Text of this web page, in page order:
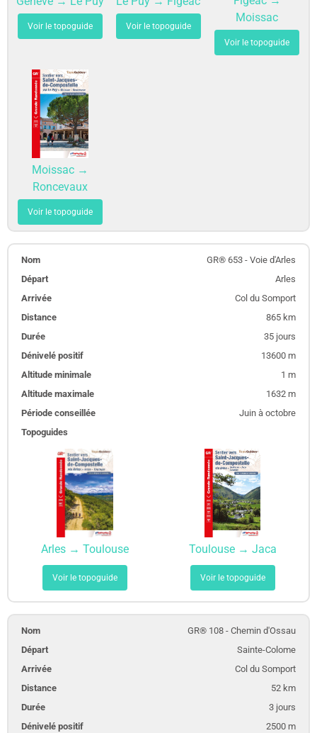
Voir le topoguide Voir le topoguide
Moissac
Voir le topoguide
Moissac →
Roncevaux
Voir le topoguide
GR® 653 - Voie d'Arles
Arles
Col du Somport
865 km
35 jours
13600 m
1 m
1632 m
Juin à octobre
Arles → Toulouse
Voir le topoguide
Toulouse → Jaca
Voir le topoguide
GR® 108 - Chemin d'Ossau
Sainte-Colome
Col du Somport
52 km
3 jours
2500 m